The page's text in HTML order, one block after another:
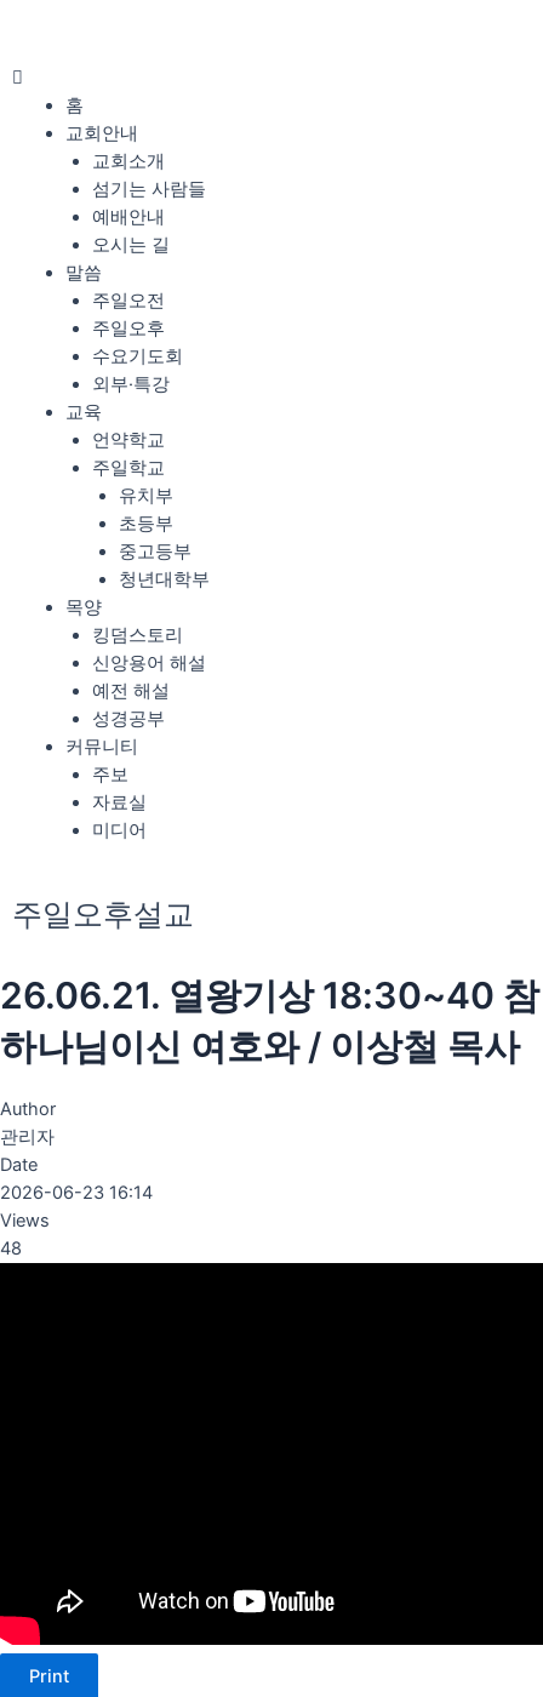
츠Menu
홈
교회안내
교회소개
섬기는 사람들
예배안내
오시는 길
말씀
주일오전
주일오후
수요기도회
외부·특강
교육
언약학교
주일학교
유치부
초등부
중고등부
청년대학부
목양
킹덤스토리
신앙용어 해설
예전 해설
성경공부
커뮤니티
주보
자료실
미디어
주일오후설교
26.06.21. 열왕기상 18:30~40 참
하나님이신 여호와 / 이상철 목사
Author
관리자
Date
2026-06-23 16:14
Views
48
Print